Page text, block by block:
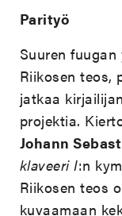
Parityö
Suuren
Riikosen teos,
jatkaa
projektia.
Johann
klaveeri I:n
Riikosen teos
kuvaamaan